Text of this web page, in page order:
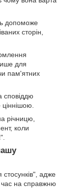
допоможе
сторін,
для
пам'ятних
сповіддю
річницю,
коли
стосунків", адже
час на справжню